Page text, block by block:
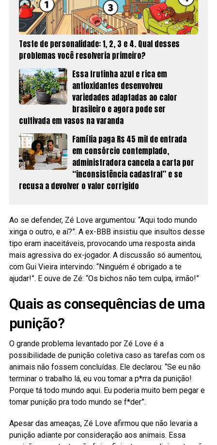
Teste de personalidade: 1, 2, 3 e 4. Qual desses
problemas você resolveria primeiro?
Essa frutinha azul e rica em
antioxidantes desenvolveu
variedades adaptadas ao calor
brasileiro e agora pode ser
cultivada em vasos na varanda
Família paga R$ 45 mil de entrada
em consórcio contemplado,
administradora cancela a carta por
“inconsistência cadastral” e se
recusa a devolver o valor corrigido
Ao se defender, Zé Love argumentou: “Aqui todo mundo
xinga o outro, e aí?”. A ex-BBB insistiu que insultos desse
tipo eram inaceitáveis, provocando uma resposta ainda
mais agressiva do ex-jogador. A discussão só aumentou,
com Gui Vieira intervindo: “Ninguém é obrigado a te
ajudar!”. E ouve de Zé: “Os bichos não tem culpa, irmão!”
Quais as consequências de uma
punição?
O grande problema levantado por Zé Love é a
possibilidade de punição coletiva caso as tarefas com os
animais não fossem concluídas. Ele declarou: “Se eu não
terminar o trabalho lá, eu vou tomar a p*rra da punição!
Porque tá todo mundo aqui. Eu poderia muito bem pegar e
tomar punição pra todo mundo se f*der”.
Apesar das ameaças, Zé Love afirmou que não levaria a
punição adiante por consideração aos animais. Essa